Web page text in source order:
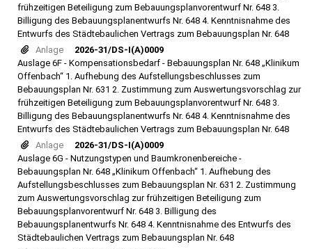
frühzeitigen Beteiligung zum Bebauungsplanvorentwurf Nr. 648 3.
Billigung des Bebauungsplanentwurfs Nr. 648 4. Kenntnisnahme des
Entwurfs des Städtebaulichen Vertrags zum Bebauungsplan Nr. 648
Anlage
2026-31/DS-I(A)0009
Auslage 6F - Kompensationsbedarf - Bebauungsplan Nr. 648 „Klinikum
Offenbach“ 1. Aufhebung des Aufstellungsbeschlusses zum
Bebauungsplan Nr. 631 2. Zustimmung zum Auswertungsvorschlag zur
frühzeitigen Beteiligung zum Bebauungsplanvorentwurf Nr. 648 3.
Billigung des Bebauungsplanentwurfs Nr. 648 4. Kenntnisnahme des
Entwurfs des Städtebaulichen Vertrags zum Bebauungsplan Nr. 648
Anlage
2026-31/DS-I(A)0009
Auslage 6G - Nutzungstypen und Baumkronenbereiche -
Bebauungsplan Nr. 648 „Klinikum Offenbach“ 1. Aufhebung des
Aufstellungsbeschlusses zum Bebauungsplan Nr. 631 2. Zustimmung
zum Auswertungsvorschlag zur frühzeitigen Beteiligung zum
Bebauungsplanvorentwurf Nr. 648 3. Billigung des
Bebauungsplanentwurfs Nr. 648 4. Kenntnisnahme des Entwurfs des
Städtebaulichen Vertrags zum Bebauungsplan Nr. 648